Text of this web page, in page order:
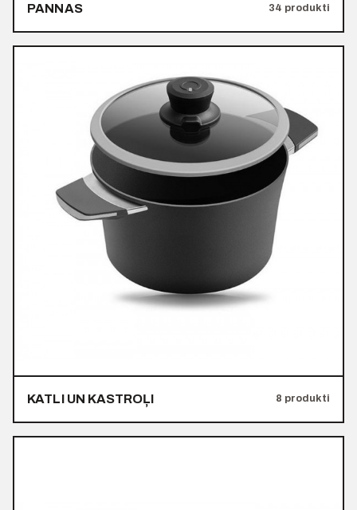
PANNAS 34 produkti
KATLI UN KASTROĻI 8 produkti